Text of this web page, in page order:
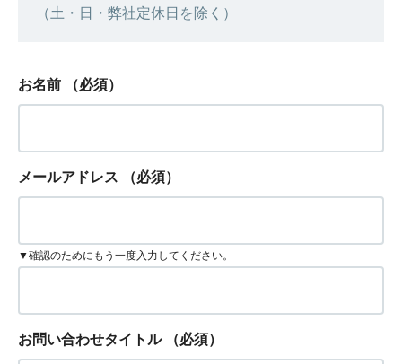
（土・日・弊社定休日を除く）
お名前 （必須）
メールアドレス （必須）
▼確認のためにもう一度入力してください。
お問い合わせタイトル （必須）